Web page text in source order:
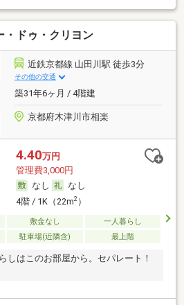
・ドゥ・クリヨン
近鉄京都線 山田川駅 徒歩3分
その他の交通
築31年6ヶ月 / 4階建
京都府木津川市相楽
4.40万円
管理費3,000円
なし
なし
4階 / 1K（22m2）
敷金なし
一人暮らし
駐車場(近隣含) 最上階
しはこのお部屋から。セパレート！